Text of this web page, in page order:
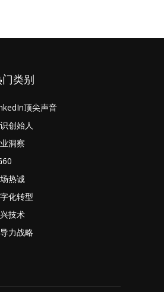
门类别
顶尖声音
创始人
洞察
热诚
化转型
技术
力战略